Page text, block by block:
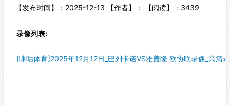
【发布时间】：2025-12-13 【作者】： 【阅读】： 3439
录像列表:
[咪咕体育]2025年12月12日_巴列卡诺VS雅盖隆 欧协联录像_高清